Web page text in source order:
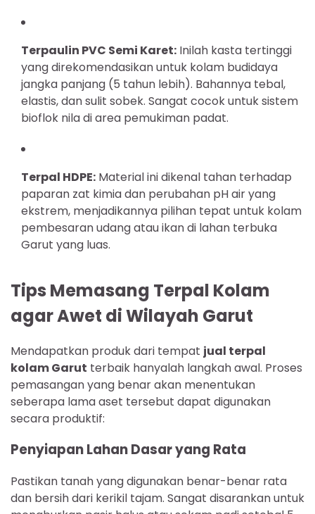
Terpaulin PVC Semi Karet: Inilah kasta tertinggi
yang direkomendasikan untuk kolam budidaya
jangka panjang (5 tahun lebih). Bahannya tebal,
elastis, dan sulit sobek. Sangat cocok untuk sistem
bioflok nila di area pemukiman padat.
Terpal HDPE: Material ini dikenal tahan terhadap
paparan zat kimia dan perubahan pH air yang
ekstrem, menjadikannya pilihan tepat untuk kolam
pembesaran udang atau ikan di lahan terbuka
Garut yang luas.
Tips Memasang Terpal Kolam
agar Awet di Wilayah Garut
Mendapatkan produk dari tempat jual terpal
kolam Garut terbaik hanyalah langkah awal. Proses
pemasangan yang benar akan menentukan
seberapa lama aset tersebut dapat digunakan
secara produktif:
Penyiapan Lahan Dasar yang Rata
Pastikan tanah yang digunakan benar-benar rata
dan bersih dari kerikil tajam. Sangat disarankan untuk